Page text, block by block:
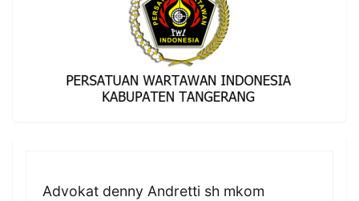
Advokat denny Andretti sh mkom